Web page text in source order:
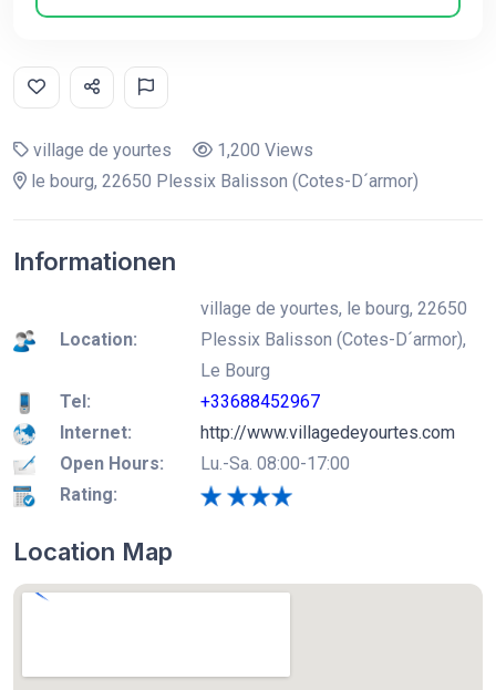
village de yourtes
1,200 Views
le bourg, 22650 Plessix Balisson (Cotes-D´armor)
Informationen
Location:
village de yourtes, le bourg, 22650
Plessix Balisson (Cotes-D´armor),
Le Bourg
Tel:
+33688452967
Internet:
http://www.villagedeyourtes.com
Open Hours:
Lu.-Sa. 08:00-17:00
Rating:
Location Map